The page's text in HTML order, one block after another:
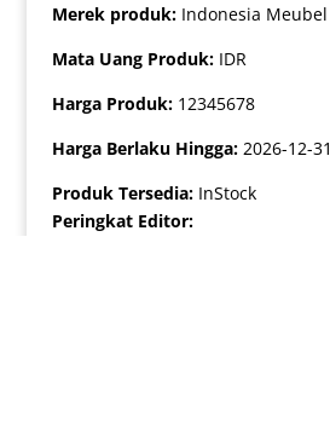
Merek produk: Indonesia Meubel
Mata Uang Produk: IDR
Harga Produk: 12345678
Harga Berlaku Hingga: 2026-12-31
Produk Tersedia: InStock
Peringkat Editor: